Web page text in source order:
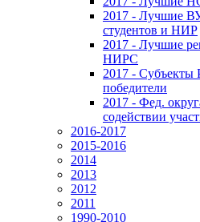
2017 - Лучшие
студентов и НИР
2017 - Лучшие
НИРС
2017 -
победители
2017 - Фед.
содействии
2016-2017
2015-2016
2014
2013
2012
2011
1990-2010